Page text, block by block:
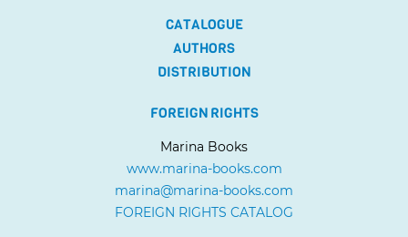
CATALOGUE
AUTHORS
DISTRIBUTION
FOREIGN RIGHTS
Marina Books
www.marina-books.com
marina@marina-books.com
FOREIGN RIGHTS CATALOG